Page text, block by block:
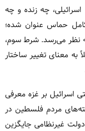
چه زنده و چه
حماس عنوان شده؛
نظر می‌رسد. شرط سوم،
معنای تغییر ساختار
اسرائیل بر غزه معرفی
مردم فلسطین در
غیرنظامی جایگزین